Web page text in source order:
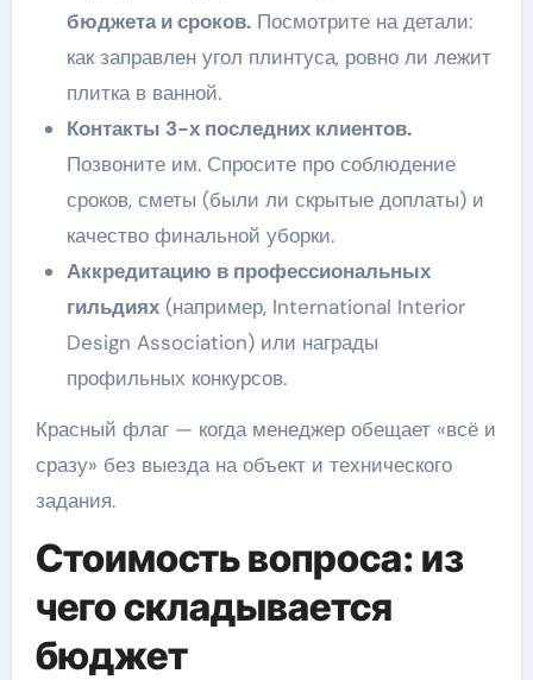
бюджета и сроков.Посмотрите на детали:
как заправлен угол плинтуса, ровно ли лежит
плитка в ванной.
Контакты 3-х последних клиентов.
Позвоните им. Спросите про соблюдение
сроков, сметы (были ли скрытые доплаты) и
качество финальной уборки.
Аккредитацию в профессиональных
гильдиях(например, International Interior
Design Association) или награды
профильных конкурсов.
Красный флаг — когда менеджер обещает «всё и
сразу» без выезда на объект и технического
задания.
Стоимость вопроса: из
чего складывается
бюджет